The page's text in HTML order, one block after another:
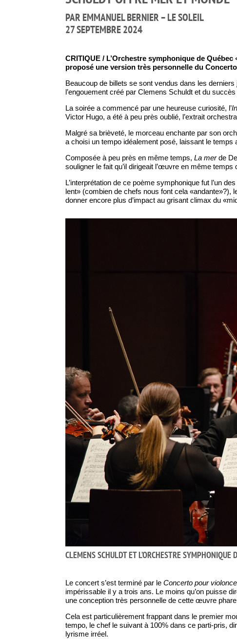
PAR EMMANUEL BERNIER – LE SOLEIL
27 SEPTEMBRE 2024
CRITIQUE / L’Orchestre symphonique de
proposé une version très personnelle du
Beaucoup de billets se sont vendus dans les
l’engouement créé par Clemens Schuldt et du
La soirée a commencé par une heureuse curiosité, l’
Victor Hugo, a été à peu près oublié, l’extrait
Malgré sa brièveté, le morceau enchante par son
a choisi un tempo idéalement posé, laissant le
Composée à peu près en même temps,La merde
souligner le fait qu’il dirigeait l’œuvre en même
L’interprétation de ce poème symphonique fut l’un
lent» (combien de chefs nous font cela
donner encore plus d’impact au grisant climax du
CLEMENS SCHULDT ET L’ORCHESTRE
Le concert s’est terminé par leConcerto pour
impérissable il y a trois ans. Le moins qu’on puisse
une conception très personnelle de cette œuvre
Cela est particulièrement frappant dans le premier
tempo, le chef le suivant à 100% dans ce parti-pris,
lyrisme irréel.